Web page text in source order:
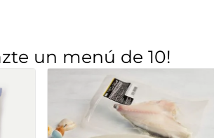
un menú de 10!